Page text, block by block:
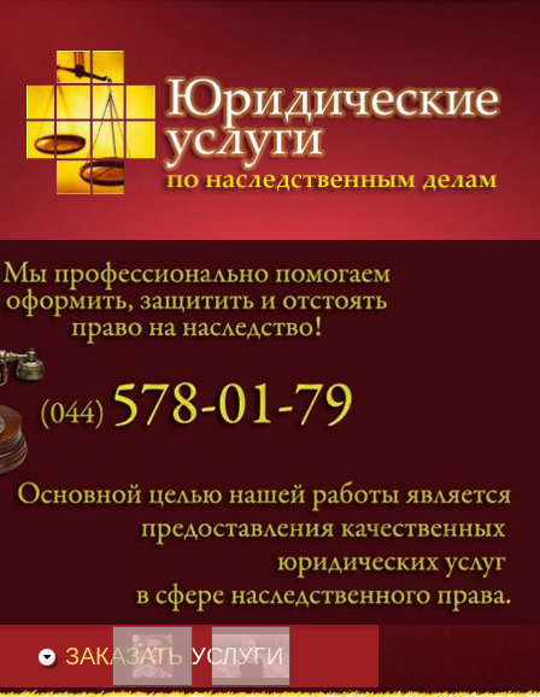
Категории дел
Наследование и Завещание
Оформление наследства
Оспаривание наследства
Адвокат наследственные дела
и Вакансии
ЗАКАЗАТЬ УСЛУГИ